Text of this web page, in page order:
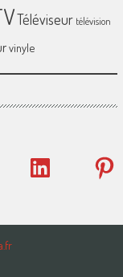
Téléviseur télévision
vinyle
LinkedIn